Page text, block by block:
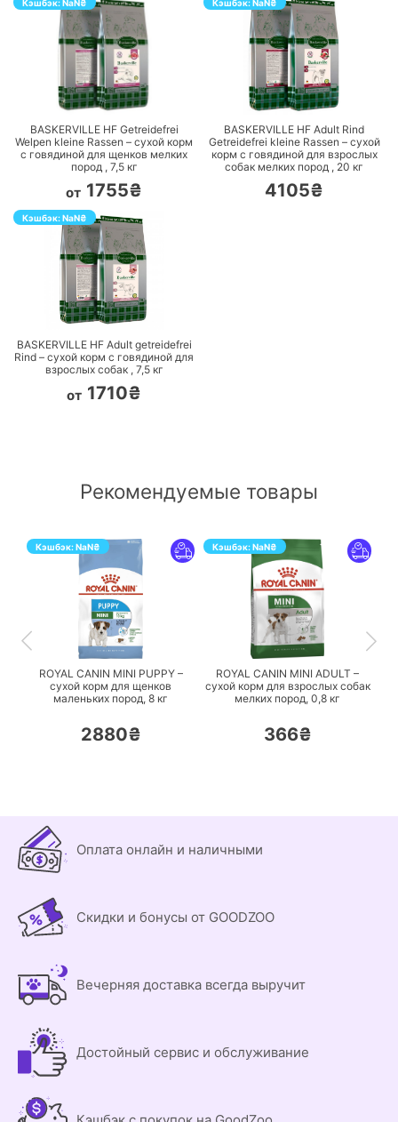
Кэшбэк:NaN₴
ПЕРЕЙТИ
BASKERVILLE HF Getreidefrei
Welpen kleine Rassen – сухой корм
с говядиной для щенков мелких
пород , 7,5кг
от 1755₴
Кэшбэк:NaN₴
ПЕРЕЙТИ
BASKERVILLE HF Adult Rind
Getreidefrei kleine Rassen – сухой
корм с говядиной для взрослых
собак мелких пород , 20 кг
4105₴
Кэшбэк:NaN₴
ПЕРЕЙТИ
BASKERVILLE HF Adult getreidefrei
Rind – сухой корм с говядиной для
взрослых собак , 7,5кг
от 1710₴
Рекомендуемые товары
Кэшбэк:NaN₴
ПЕРЕЙТИ
ROYAL CANIN MINI PUPPY –
сухой корм для щенков
маленьких пород, 8 кг
2880₴
Кэшбэк:NaN₴
ПЕРЕЙТИ
ROYAL CANIN MINI ADULT –
сухой корм для взрослых собак
мелких пород, 0,8 кг
366₴
Оплата онлайн и наличными
Скидки и бонусы от GOODZOO
Вечерняя доставка всегда выручит
Достойный сервис и обслуживание